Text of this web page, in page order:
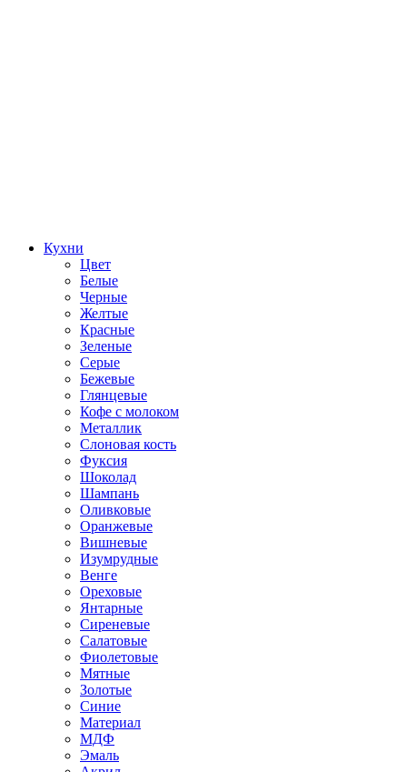
Кухни
Цвет
Белые
Черные
Желтые
Красные
Зеленые
Серые
Бежевые
Глянцевые
Кофе с молоком
Металлик
Слоновая кость
Фуксия
Шоколад
Шампань
Оливковые
Оранжевые
Вишневые
Изумрудные
Венге
Ореховые
Янтарные
Сиреневые
Салатовые
Фиолетовые
Мятные
Золотые
Синие
Материал
МДФ
Эмаль